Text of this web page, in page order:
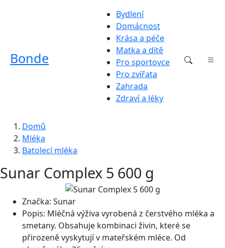
Bonde
Bydlení
Domácnost
Krása a péče
Matka a dítě
Pro sportovce
Pro zvířata
Zahrada
Zdraví a léky
Domů
Mléka
Batolecí mléka
Sunar Complex 5 600 g
Značka: Sunar
Popis: Mléčná výživa vyrobená z čerstvého mléka a
smetany. Obsahuje kombinaci živin, které se
přirozeně vyskytují v mateřském mléce. Od